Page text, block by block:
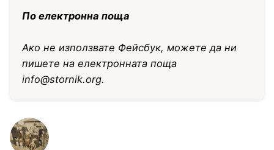
По електронна поща
Ако не използвате Фейсбук, можете да ни
пишете на електронната поща
info@stornik.org.